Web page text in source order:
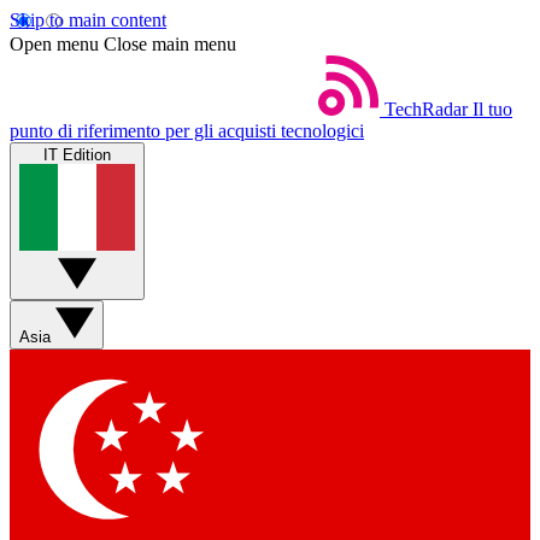
Skip to main content
Open menu Close main menu
TechRadar Il tuo
punto di riferimento per gli acquisti tecnologici
IT Edition
Asia